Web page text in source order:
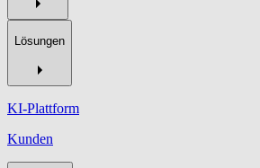
Lösungen
KI-Plattform
Kunden